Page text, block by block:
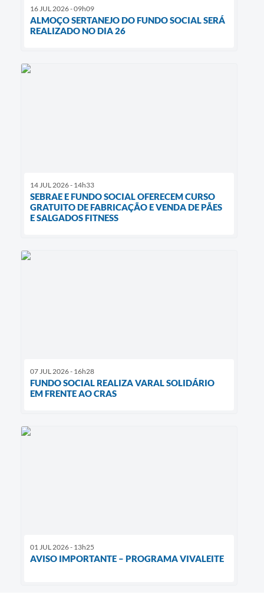
16 JUL 2026 - 09h09
ALMOÇO SERTANEJO DO FUNDO SOCIAL SERÁ
REALIZADO NO DIA 26
14 JUL 2026 - 14h33
SEBRAE E FUNDO SOCIAL OFERECEM CURSO
GRATUITO DE FABRICAÇÃO E VENDA DE PÃES
E SALGADOS FITNESS
07 JUL 2026 - 16h28
FUNDO SOCIAL REALIZA VARAL SOLIDÁRIO
EM FRENTE AO CRAS
01 JUL 2026 - 13h25
AVISO IMPORTANTE – PROGRAMA VIVALEITE